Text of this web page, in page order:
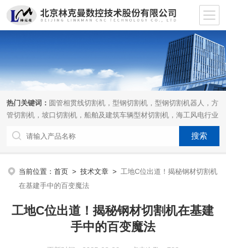
热门关键词： 圆管相贯线切割机，型钢切割机，型钢切割机器人，方
管切割机，坡口切割机，船舶及建筑车辆型材切割机，海工风电行业
当前位置：首页 >技术文章 > 工地C位出道！揭秘钢材切割机
在基建手中的百变魔法
工地C位出道！揭秘钢材切割机在基建
手中的百变魔法